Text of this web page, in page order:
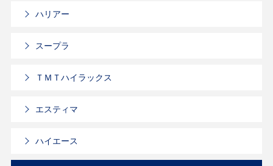
ハリアー
スープラ
ＴＭＴハイラックス
エスティマ
ハイエース